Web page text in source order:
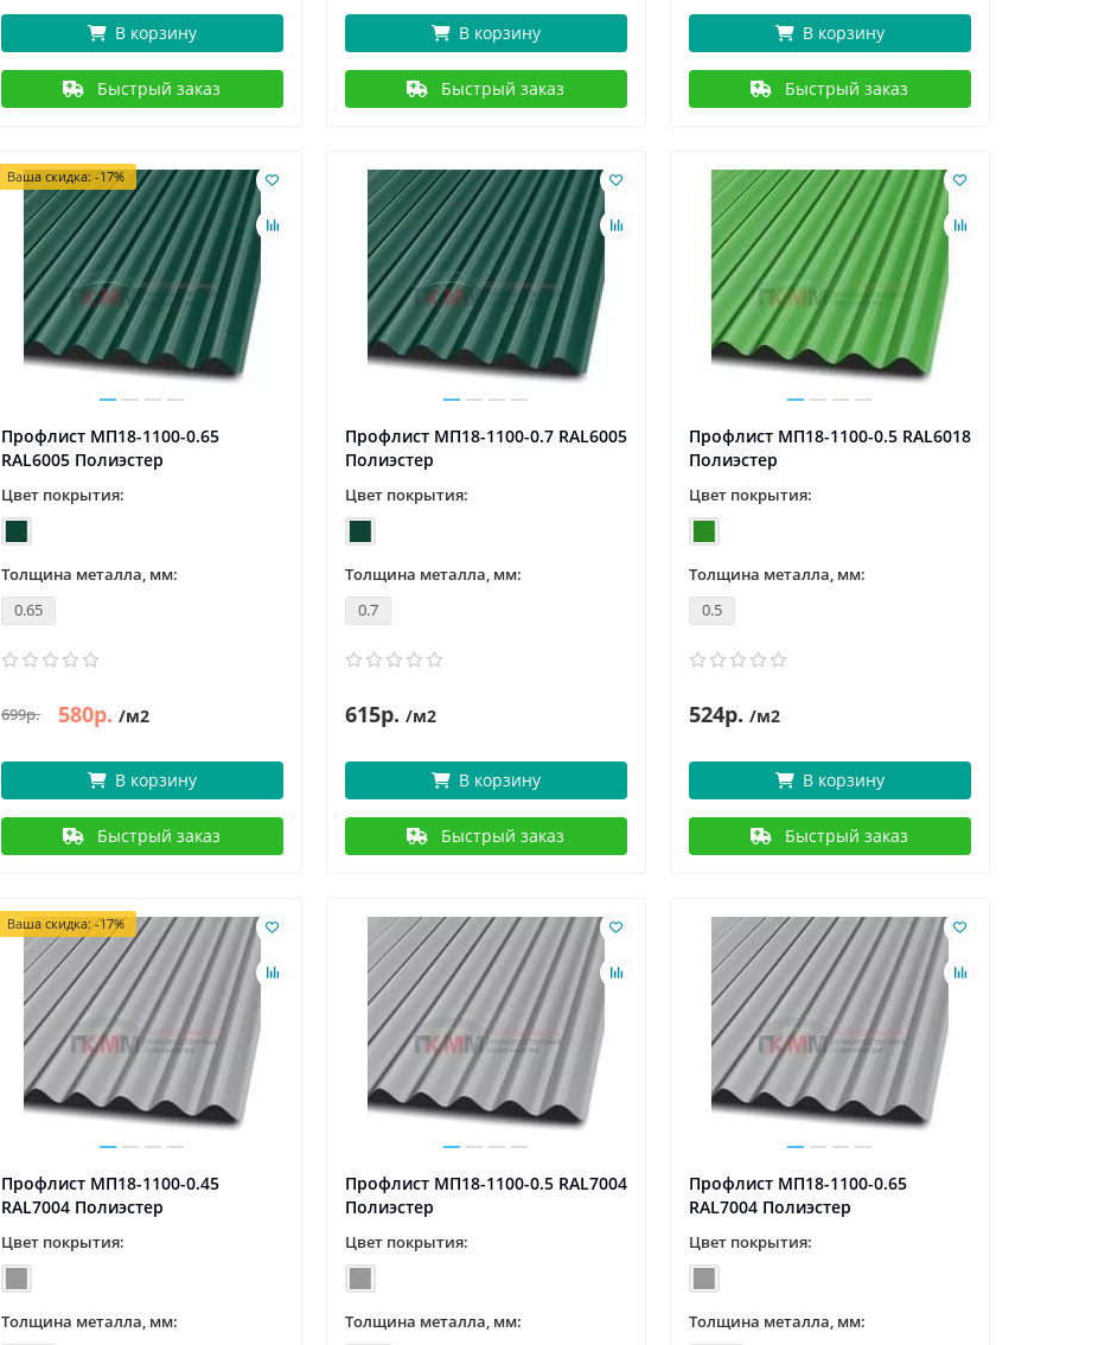
В корзину
Быстрый заказ
В корзину
Быстрый заказ
В корзину
Быстрый заказ
Ваша скидка: -17%
Профлист МП18-1100-0.65
RAL6005 Полиэстер
Цвет покрытия:
Толщина металла, мм:
0.65
699р. 580р. /м2
В корзину
Быстрый заказ
Профлист МП18-1100-0.7 RAL6005
Полиэстер
Цвет покрытия:
Толщина металла, мм:
0.7
615р. /м2
В корзину
Быстрый заказ
Профлист МП18-1100-0.5 RAL6018
Полиэстер
Цвет покрытия:
Толщина металла, мм:
0.5
524р. /м2
В корзину
Быстрый заказ
Ваша скидка: -17%
Профлист МП18-1100-0.45
RAL7004 Полиэстер
Цвет покрытия:
Толщина металла, мм:
Профлист МП18-1100-0.5 RAL7004
Полиэстер
Цвет покрытия:
Толщина металла, мм:
Профлист МП18-1100-0.65
RAL7004 Полиэстер
Цвет покрытия:
Толщина металла, мм: